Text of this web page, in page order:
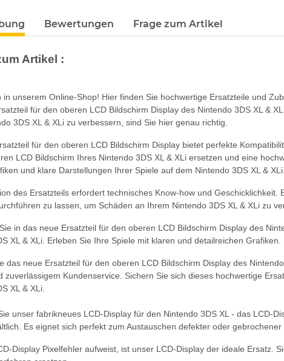
Bewertungen Frage zum Artikel
Artikel :
in unserem Online-Shop! Hier finden Sie hochwertige Ersatzteile und
für den oberen LCD Bildschirm Display des Nintendo 3DS XL &
3DS XL & XLi zu verbessern, sind Sie hier genau richtig.
für den oberen LCD Bildschirm Display bietet perfekte
LCD Bildschirm Ihres Nintendo 3DS XL & XLi ersetzen und eine
und klare Darstellungen Ihrer Spiele auf dem Nintendo 3DS XL & XLi.
des Ersatzteils erfordert technisches Know-how und
zu lassen, um Schäden an Ihrem Nintendo 3DS XL & XLi zu
in das neue Ersatzteil für den oberen LCD Bildschirm Display des
XL & XLi. Erleben Sie Ihre Spiele mit klaren und detailreichen Grafiken.
das neue Ersatzteil für den oberen LCD Bildschirm Display des
zuverlässigem Kundenservice. Sichern Sie sich dieses hochwertige
XL & XLi.
unser fabrikneues LCD-Display für den Nintendo 3DS XL - das LCD-
Es eignet sich perfekt zum Austauschen defekter oder gebrochener
Display Pixelfehler aufweist, ist unser LCD-Display der ideale Ersatz.